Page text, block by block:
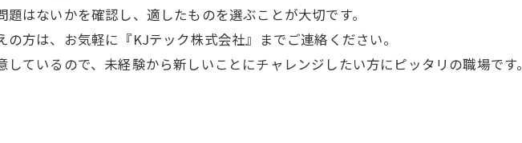
はないかを確認し、適したものを選ぶことが大切です。
方は、お気軽に『KJテック株式会社』までご連絡ください。
ているので、未経験から新しいことにチャレンジしたい方にピッタリの職場です。